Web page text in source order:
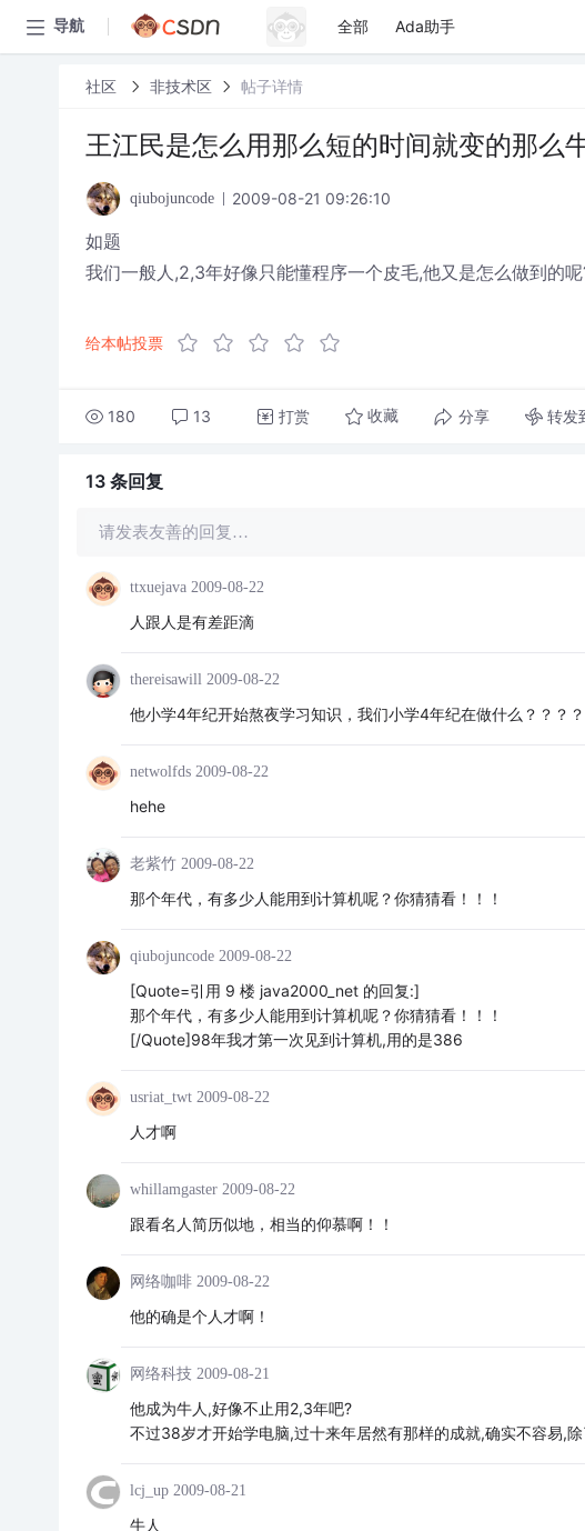
导航 全部 Ada助手
社区 非技术区 帖子详情
王江民是怎么用那么短的时间就变的那么
qiubojuncode 2009-08-21 09:26:10
如题
我们一般人,2,3年好像只能懂程序一个皮毛,他又是怎么做到的呢
给本帖投票
180 13 打赏 收藏 分享 转发
13 条回复
请发表友善的回复…
ttxuejava 2009-08-22
人跟人是有差距滴
thereisawill 2009-08-22
他小学4年纪开始熬夜学习知识，我们小学4年纪在做什么？？？？
netwolfds 2009-08-22
hehe
老紫竹 2009-08-22
那个年代，有多少人能用到计算机呢？你猜猜看！！！
qiubojuncode 2009-08-22
[Quote=引用 9 楼 java2000_net 的回复:]
那个年代，有多少人能用到计算机呢？你猜猜看！！！
[/Quote]98年我才第一次见到计算机,用的是386
usriat_twt 2009-08-22
人才啊
whillamgaster 2009-08-22
跟看名人简历似地，相当的仰慕啊！！
网络咖啡 2009-08-22
他的确是个人才啊！
网络科技 2009-08-21
他成为牛人,好像不止用2,3年吧?
不过38岁才开始学电脑,过十来年居然有那样的成就,确实不容易,
lcj_up 2009-08-21
牛人